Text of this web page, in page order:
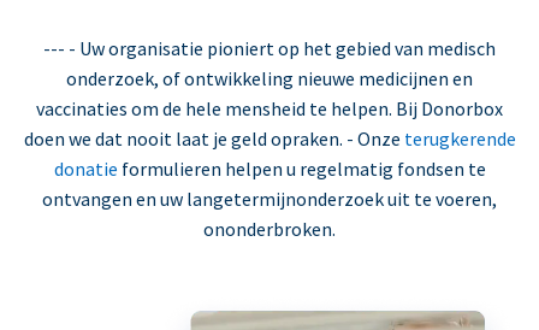
--- - Uw organisatie pioniert op het gebied van medisch
onderzoek, of ontwikkeling nieuwe medicijnen en
vaccinaties om de hele mensheid te helpen. Bij Donorbox
doen we dat nooit laat je geld opraken. - Onze terugkerende
donatie formulieren helpen u regelmatig fondsen te
ontvangen en uw langetermijnonderzoek uit te voeren,
ononderbroken.